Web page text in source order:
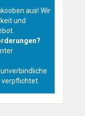
aus! Wir
und
verpflichtet